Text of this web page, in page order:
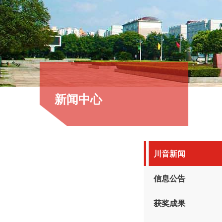
新闻中心
川音新闻
信息公告
获奖成果